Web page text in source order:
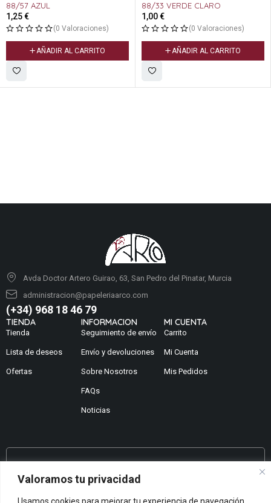
Valoramos tu privacidad
Usamos cookies para mejorar tu experiencia de navegación,
88/57 AZUL
1,25€
(0 Valoraciones)
AÑADIR AL CARRITO
88/33 VERDE CLARO
1,00€
(0 Valoraciones)
AÑADIR AL CARRITO
Avda Doctor Artero Guirao, 63, San Pedro del Pinatar, Murcia
administracion@papeleriaarco.com
(+34) 968 18 46 79
TIENDA
Tienda
Lista de deseos
Ofertas
INFORMACION
Seguimiento de envío
Envío y devoluciones
Sobre Nosotros
FAQs
Noticias
MI CUENTA
Carrito
Mi Cuenta
Mis Pedidos
¿No encuentras lo que buscas?